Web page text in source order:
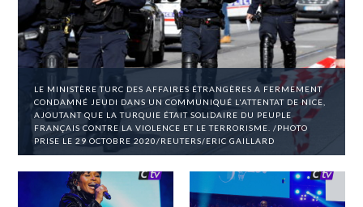
LE MINISTÈRE TURC DES AFFAIRES ÉTRANGÈRES A FERMEMENT
CONDAMNÉ JEUDI DANS UN COMMUNIQUÉ L'ATTENTAT DE NICE,
AJOUTANT QUE LA TURQUIE ÉTAIT SOLIDAIRE DU PEUPLE
FRANÇAIS CONTRE LA VIOLENCE ET LE TERRORISME. /PHOTO
PRISE LE 29 OCTOBRE 2020/REUTERS/ERIC GAILLARD